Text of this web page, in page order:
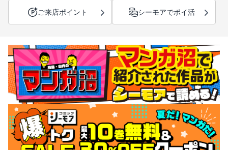
ご来店ポイント シーモアでポイ活